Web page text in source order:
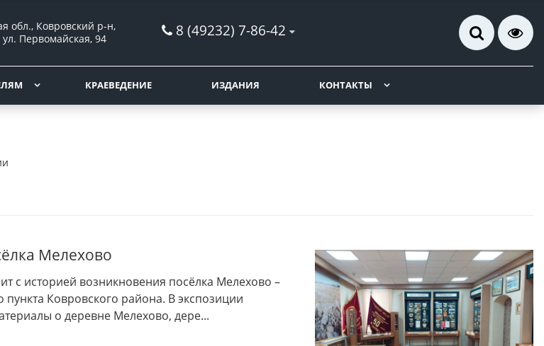
обл., Ковровский р-н,
Первомайская, 94
8 (49232) 7-86-42
КРАЕВЕДЕНИЕ ИЗДАНИЯ КОНТАКТЫ
Мелехово
с историей возникновения посёлка Мелехово –
пункта Ковровского района. В экспозиции
о деревне Мелехово, дере...